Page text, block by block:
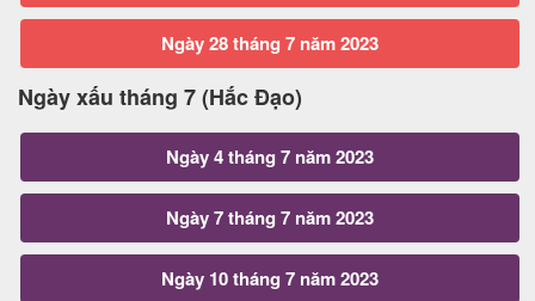
Ngày 28 tháng 7 năm 2023
Ngày xấu tháng 7 (Hắc Đạo)
Ngày 4 tháng 7 năm 2023
Ngày 7 tháng 7 năm 2023
Ngày 10 tháng 7 năm 2023